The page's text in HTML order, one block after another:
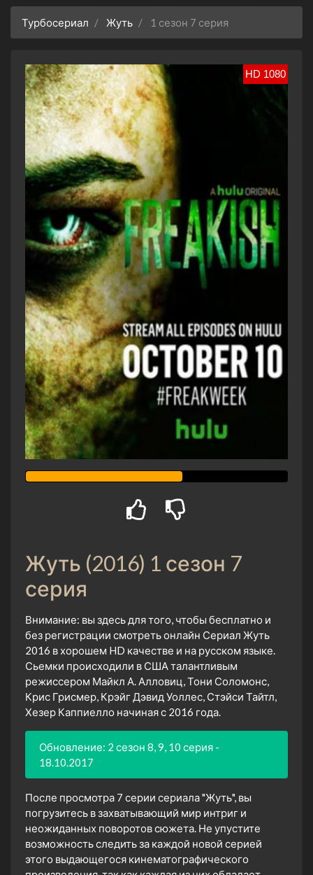
Турбосериал Жуть 1 сезон 7 серия
HD 1080
Жуть (2016) 1 сезон 7
серия
Внимание: вы здесь для того, чтобы бесплатно и
без регистрации смотреть онлайн Сериал Жуть
2016 в хорошем HD качестве и на русском языке.
Сьемки происходили в США талантливым
режиссером Майкл А. Алловиц, Тони Соломонс,
Крис Грисмер, Крэйг Дэвид Уоллес, Стэйси Тайтл,
Хезер Каппиелло начиная с 2016 года.
Обновление: 2 сезон 8, 9, 10 серия -
18.10.2017
После просмотра 7 серии сериала "Жуть", вы
погрузитесь в захватывающий мир интриг и
неожиданных поворотов сюжета. Не упустите
возможность следить за каждой новой серией
этого выдающегося кинематографического